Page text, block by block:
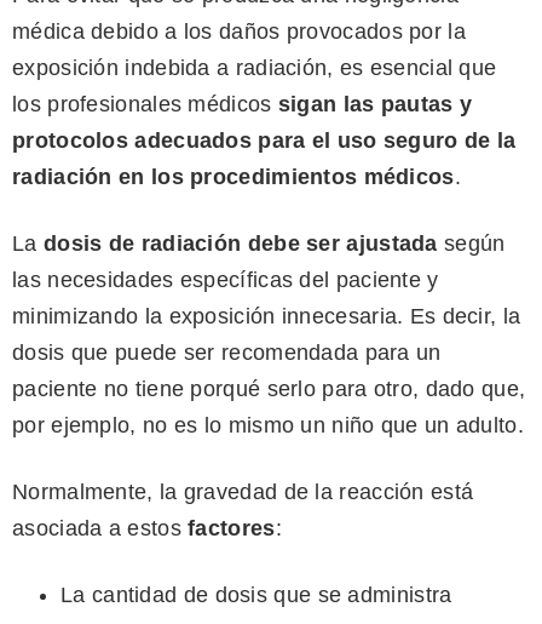
médica debido a los daños provocados por la
exposición indebida a radiación, es esencial que
los profesionales médicos sigan las pautas y
protocolos adecuados para el uso seguro de la
radiación en los procedimientos médicos.
La dosis de radiación debe ser ajustadasegún
las necesidades específicas del paciente y
minimizando la exposición innecesaria. Es decir, la
dosis que puede ser recomendada para un
paciente no tiene porqué serlo para otro, dado que,
por ejemplo, no es lo mismo un niño que un adulto.
Normalmente, la gravedad de la reacción está
asociada a estosfactores:
La cantidad de dosis que se administra